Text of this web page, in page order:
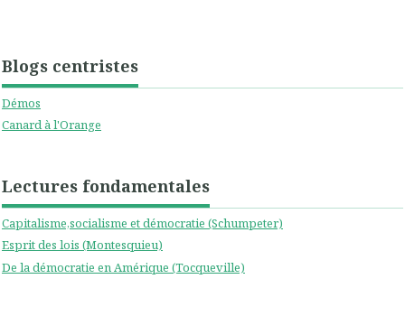
Blogs centristes
Démos
Canard à l'Orange
Lectures fondamentales
Capitalisme,socialisme et démocratie (Schumpeter)
Esprit des lois (Montesquieu)
De la démocratie en Amérique (Tocqueville)